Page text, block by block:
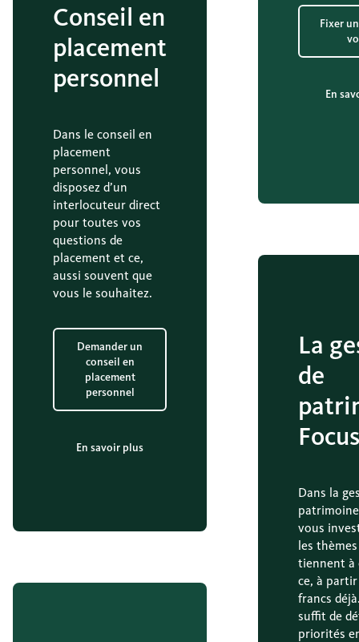
Fixer
En
Conseil en
placement
personnel
Dans le conseil en
placement
personnel, vous
disposez d’un
interlocuteur direct
pour toutes vos
questions de
placement et ce,
aussi souvent que
vous le souhaitez.
Demander un
conseil en
placement
personnel
En savoir plus
La
de
Focus
Dans la
vous
les
tiennent
ce, à
francs
suffit de
priorités